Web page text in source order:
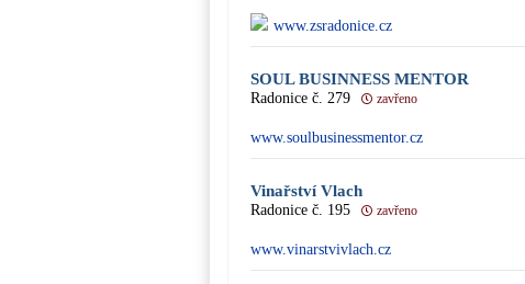
www.zsradonice.cz
SOUL BUSINNESS MENTOR
Radonice č. 279 zavřeno
www.soulbusinessmentor.cz
Vinařství Vlach
Radonice č. 195 zavřeno
www.vinarstvivlach.cz